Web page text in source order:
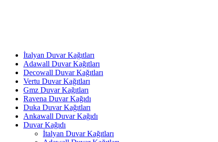
İtalyan Duvar Kağıtları
Adawall Duvar Kağıtları
Decowall Duvar Kağıtları
Vertu Duvar Kağıtları
Gmz Duvar Kağıtları
Ravena Duvar Kağıdı
Duka Duvar Kağıtları
Ankawall Duvar Kağıdı
Duvar Kağıdı
İtalyan Duvar Kağıtları